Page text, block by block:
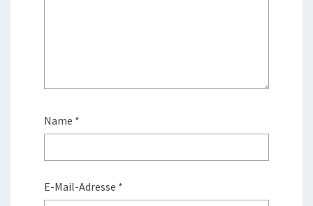
Name *
E-Mail-Adresse *